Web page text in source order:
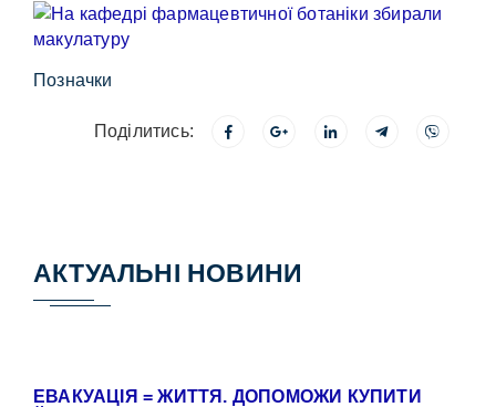
Позначки
Поділитись:
АКТУАЛЬНІ НОВИНИ
ЕВАКУАЦІЯ = ЖИТТЯ. ДОПОМОЖИ КУПИТИ